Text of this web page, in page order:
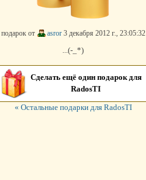
подарок от asror3 декабря 2012 г., 23:05:32
...(-_*)
Сделать ещё один подарок для
RadosTI
« Остальные подарки для RadosTI